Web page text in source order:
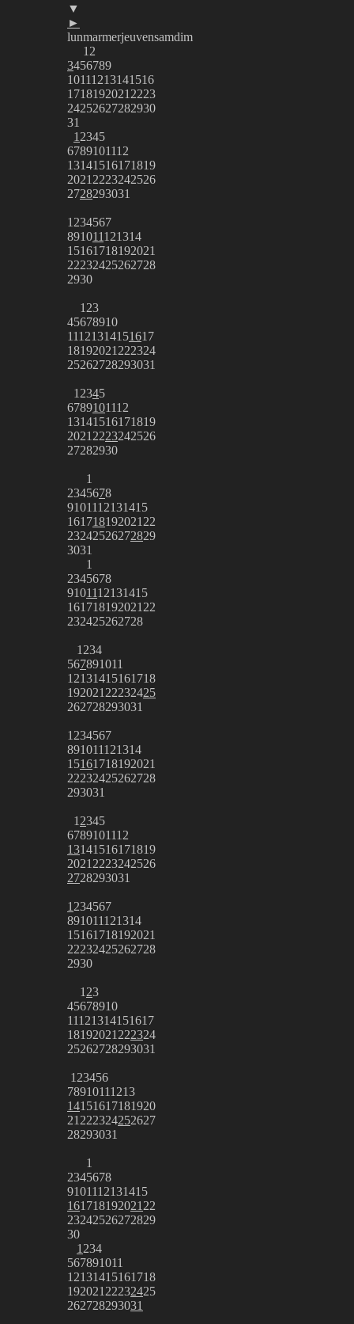
▼
►
lunmarmerjeuvensamdim
1 2
3456789
10111213141516
1718192021 2223
24252627282930
31
1 2345
6789101112
13141516171819
2021 2223242526
2728293031
1 234567
891011121314
15161718192021
22232425262728
2930
1 23
45678910
11121314151617
18192021 222324
25262728293031
1 2345
6789101112
13141516171819
2021 2223242526
27282930
1
2345678
9101112131415
161718192021 22
23242526272829
3031
1
2345678
9101112131415
161718192021 22
232425262728
1 234
567891011
12131415161718
192021 22232425
262728293031
1 234567
891011121314
15161718192021
22232425262728
293031
1 2345
6789101112
13141516171819
2021 2223242526
2728293031
1 234567
891011121314
15161718192021
22232425262728
2930
1 23
45678910
11121314151617
18192021 222324
25262728293031
1 23456
78910111213
14151617181920
21 222324252627
28293031
1
2345678
9101112131415
161718192021 22
23242526272829
30
1 234
567891011
12131415161718
192021 22232425
262728293031